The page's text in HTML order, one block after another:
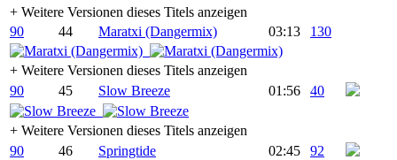
+ Weitere Versionen dieses Titels anzeigen
90
44 Maratxi (Dangermix) 03:13 130
+ Weitere Versionen dieses Titels anzeigen
90
45 Slow Breeze 01:56 40
+ Weitere Versionen dieses Titels anzeigen
90
46 Springtide 02:45 92